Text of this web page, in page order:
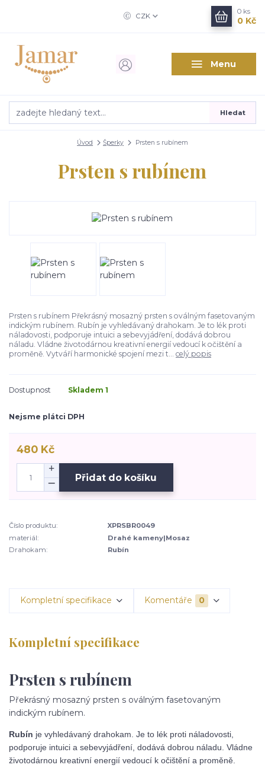
Menu
CZK
Hledat
0 ks
0 Kč
Úvod Šperky Prsten s rubínem
Prsten s rubínem
Prsten s rubínem Překrásný mosazný prsten s oválným fasetovaným
indickým rubínem. Rubín je vyhledávaný drahokam. Je to lék proti
náladovosti, podporuje intuici a sebevyjádření, dodává dobrou
náladu. Vládne životodárnou kreativní energií vedoucí k očištění a
proměně. Vytváří harmonické spojení mezi t... celý popis
Dostupnost Skladem 1
Nejsme plátci DPH
480 Kč
Přidat do košíku
Číslo produktu:
XPRSBR0049
materiál:
Drahé kameny|Mosaz
Drahokam:
Rubín
Kompletní specifikace Komentáře 0
Kompletní specifikace
Prsten s rubínem
Překrásný mosazný prsten s oválným fasetovaným
indickým rubínem.
Rubín je vyhledávaný drahokam. Je to lék proti náladovosti,
podporuje intuici a sebevyjádření, dodává dobrou náladu. Vládne
životodárnou kreativní energií vedoucí k očištění a proměně.